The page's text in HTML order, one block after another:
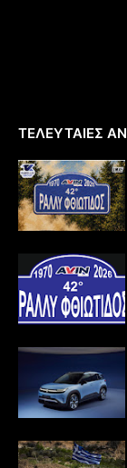
ΤΕΛΕΥΤΑΙΕΣ